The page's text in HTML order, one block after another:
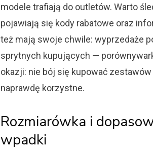
modele trafiają do outletów. Warto
pojawiają się kody rabatowe oraz
też mają swoje chwile: wyprzedaże
sprytnych kupujących —
okazji: nie bój się kupować
naprawdę korzystne.
Rozmiarówka i
wpadki